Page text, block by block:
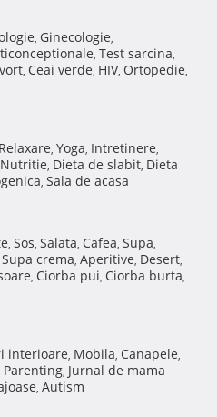
, Ginecologie,
, Test sarcina,
, Ceai verde, HIV, Ortopedie,
Relaxare, Yoga, Intretinere,
Nutritie, Dieta de slabit, Dieta
, Sala de acasa
, Sos, Salata, Cafea, Supa,
Supa crema, Aperitive, Desert,
, Ciorba pui, Ciorba burta,
interioare, Mobila, Canapele,
Parenting, Jurnal de mama
, Autism